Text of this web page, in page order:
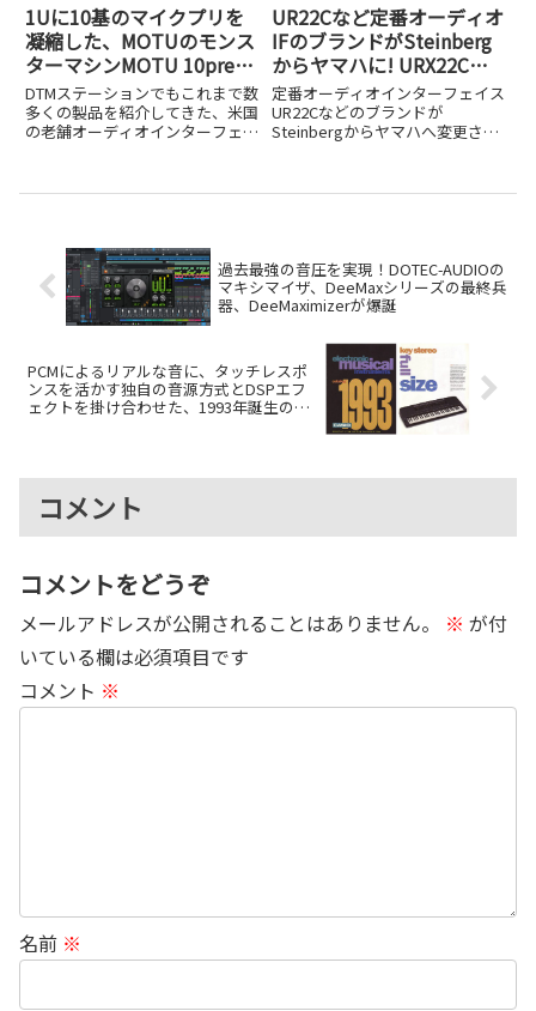
1Uに10基のマイクプリを
凝縮した、MOTUのモンス
ターマシンMOTU 10preが
発売開始！
DTMステーションでもこれまで数
多くの製品を紹介してきた、米国
の老舗オーディオインターフェイ
という限られたスペースに、10
UR22Cなど定番オーディオ
IFのブランドがSteinberg
からヤマハに! URX22Cや
UR22MK3など品番も変更
定番オーディオインターフェイス
UR22Cなどのブランドが
Steinbergからヤマハへ変更され
ます。
過去最強の音圧を実現！DOTEC-AUDIOの
マキシマイザ、DeeMaxシリーズの最終兵
器、DeeMaximizerが爆誕
PCMによるリアルな音に、タッチレスポ
ンスを活かす独自の音源方式とDSPエフ
ェクトを掛け合わせた、1993年誕生のカ
コメント
コメントをどうぞ
メールアドレスが公開されることはありません。 ※ が付
いている欄は必須項目です
コメント ※
名前 ※